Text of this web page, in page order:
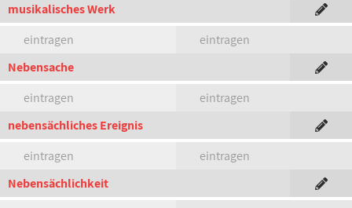
musikalisches Werk
eintragen
eintragen
Nebensache
eintragen
eintragen
nebensächliches Ereignis
eintragen
eintragen
Nebensächlichkeit